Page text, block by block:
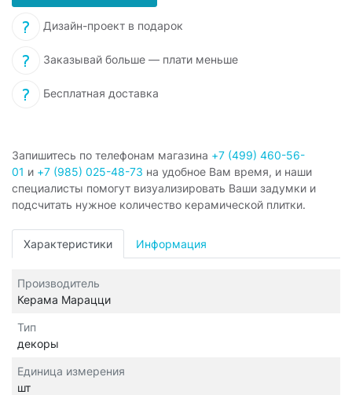
Дизайн-проект в подарок
Заказывай больше — плати меньше
Бесплатная доставка
Запишитесь по телефонам магазина +7 (499) 460-56-
01 и +7 (985) 025-48-73 на удобное Вам время, и наши
специалисты помогут визуализировать Ваши задумки и
подсчитать нужное количество керамической плитки.
Характеристики Информация
Производитель
Керама Марацци
Тип
декоры
Единица измерения
шт